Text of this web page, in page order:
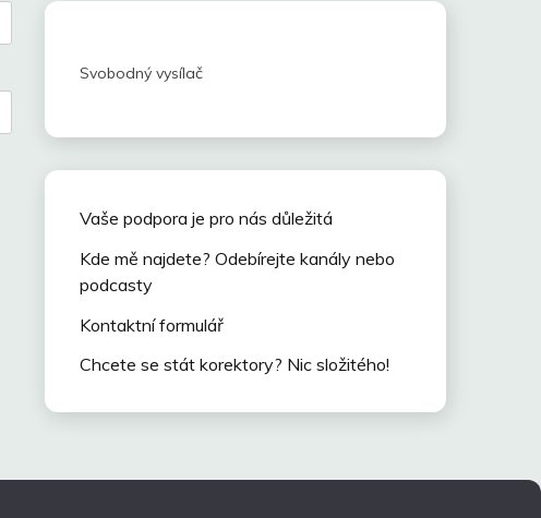
Svobodný vysílač
Vaše podpora je pro nás důležitá
Kde mě najdete? Odebírejte kanály nebo
podcasty
Kontaktní formulář
Chcete se stát korektory? Nic složitého!